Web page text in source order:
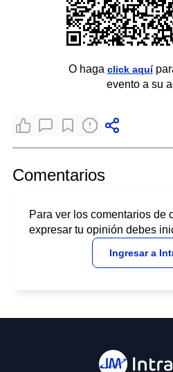
O haga click aquí
evento a su
Comentarios
Para ver los comentarios de
expresar tu opinión debes
Ingresar a